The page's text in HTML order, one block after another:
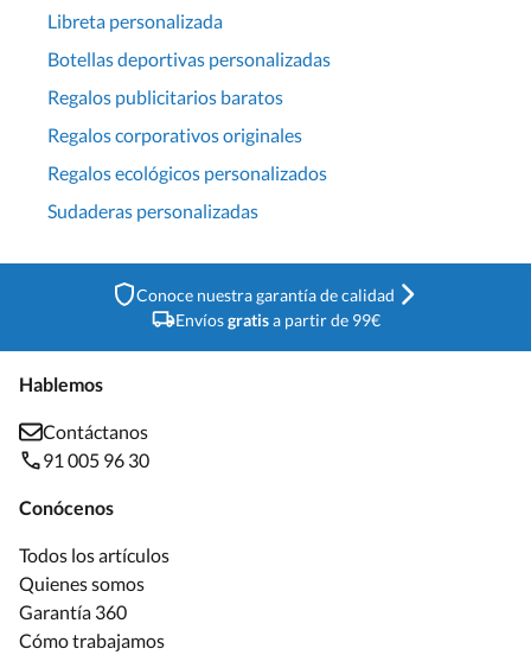
Libreta personalizada
Botellas deportivas personalizadas
Regalos publicitarios baratos
Regalos corporativos originales
Regalos ecológicos personalizados
Sudaderas personalizadas
Conoce nuestra garantía de calidad
Envíosgratisa partir de 99€
Hablemos
Contáctanos
91 005 96 30
Conócenos
Todos los artículos
Quienes somos
Garantía 360
Cómo trabajamos